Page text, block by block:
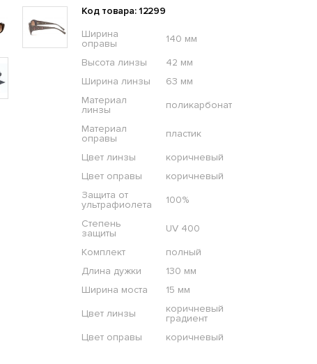
Код товара: 12299
Ширина
оправы
140 мм
Высота линзы
42 мм
Ширина линзы
63 мм
Материал
линзы
поликарбонат
Материал
оправы
пластик
Цвет линзы
коричневый
Цвет оправы
коричневый
Защита от
ультрафиолета
100%
Степень
защиты
UV 400
Комплект
полный
Длина дужки
130 мм
Ширина моста
15 мм
Цвет линзы
коричневый
градиент
Цвет оправы
коричневый